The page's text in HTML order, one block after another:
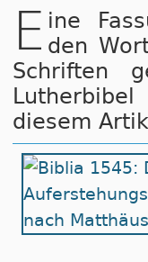
E ine
den
Schriften
diesem